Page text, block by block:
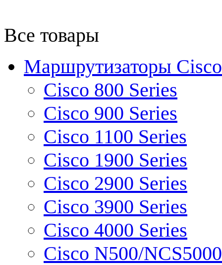
Все товары
Маршрутизаторы Cisco
Cisco 800 Series
Cisco 900 Series
Cisco 1100 Series
Cisco 1900 Series
Cisco 2900 Series
Cisco 3900 Series
Cisco 4000 Series
Cisco N500/